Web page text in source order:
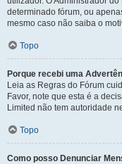
determinado fórum, ou
mesmo caso não saiba o
Topo
Porque recebi uma
Leia as Regras do Fórum
Favor, note que esta é a
Limited não tem autoridade
Topo
Como posso Denunciar